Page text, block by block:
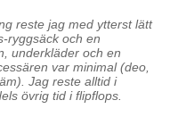
reste jag med ytterst lätt
ryggsäck och en
underkläder och en
var minimal (deo,
Jag reste alltid i
övrig tid i flipflops.